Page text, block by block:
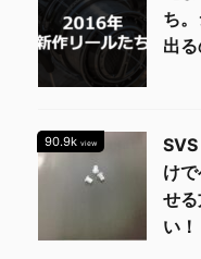
ち
出
90.9k view
け
せ
い！